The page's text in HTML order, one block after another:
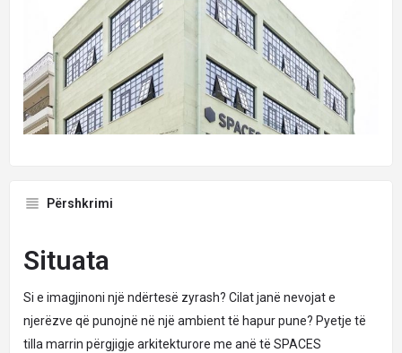
Përshkrimi
Situata
Si e imagjinoni një ndërtesë zyrash? Cilat janë nevojat e
njerëzve që punojnë në një ambient të hapur pune? Pyetje të
tilla marrin përgjigje arkitekturore me anë të SPACES